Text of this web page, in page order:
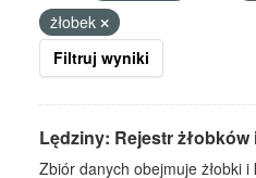
żłobek
Filtruj wyniki
Lędziny: Rejestr
Zbiór danych obejmuje żłobki